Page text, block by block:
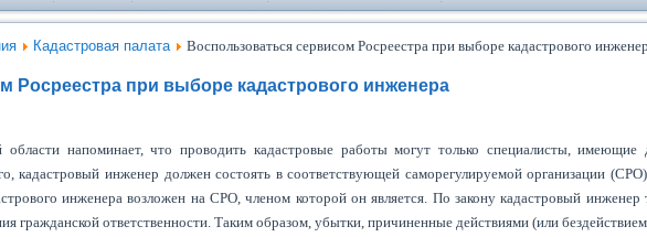
Кадастровая палата Воспользоваться сервисом Росреестра при выборе кадастрового
Росреестра при выборе кадастрового инженера
области напоминает, что проводить кадастровые работы могут только специалисты, имеющие
кадастровый инженер должен состоять в соответствующей саморегулируемой организации
инженера возложен на СРО, членом которой он является. По закону кадастровый инженер
гражданской ответственности. Таким образом, убытки, причиненные действиями (или